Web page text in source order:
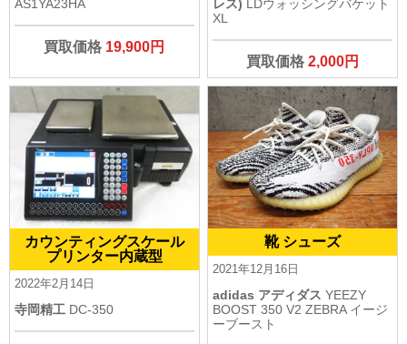
AS1YA23HA
買取価格 19,900円
レス) LDウォッシングバケット
XL
買取価格2,000円
カウンティングスケール
プリンター内蔵型
2022年2月14日
寺岡精工 DC-350
靴 シューズ
2021年12月16日
adidas アディダスYEEZY
BOOST 350 V2 ZEBRA イージ
ーブースト